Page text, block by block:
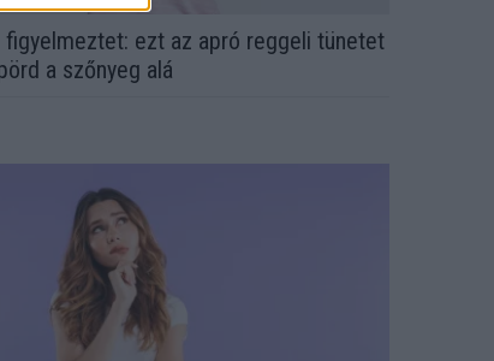
figyelmeztet: ezt az apró reggeli tünetet
a szőnyeg alá